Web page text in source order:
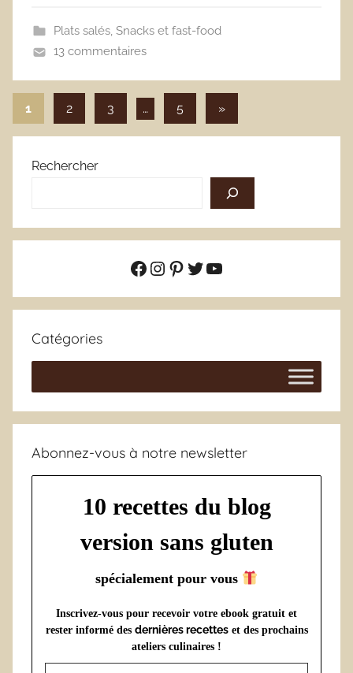
Plats salés, Snacks et fast-food
13 commentaires
Pagination
des
publications
1 2 3 … 5
Articles
»
Rechercher
Facebook
Instagram
Pinterest
Twitter
YouTube
Catégories
Abonnez-vous à notre newsletter
10 recettes du blog
version sans gluten
spécialement pour vous
Inscrivez-vous pour recevoir votre ebook gratuit et
rester informé des dernières recettes et des prochains
ateliers culinaires !